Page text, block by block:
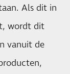
Als dit in
wordt dit
vanuit de